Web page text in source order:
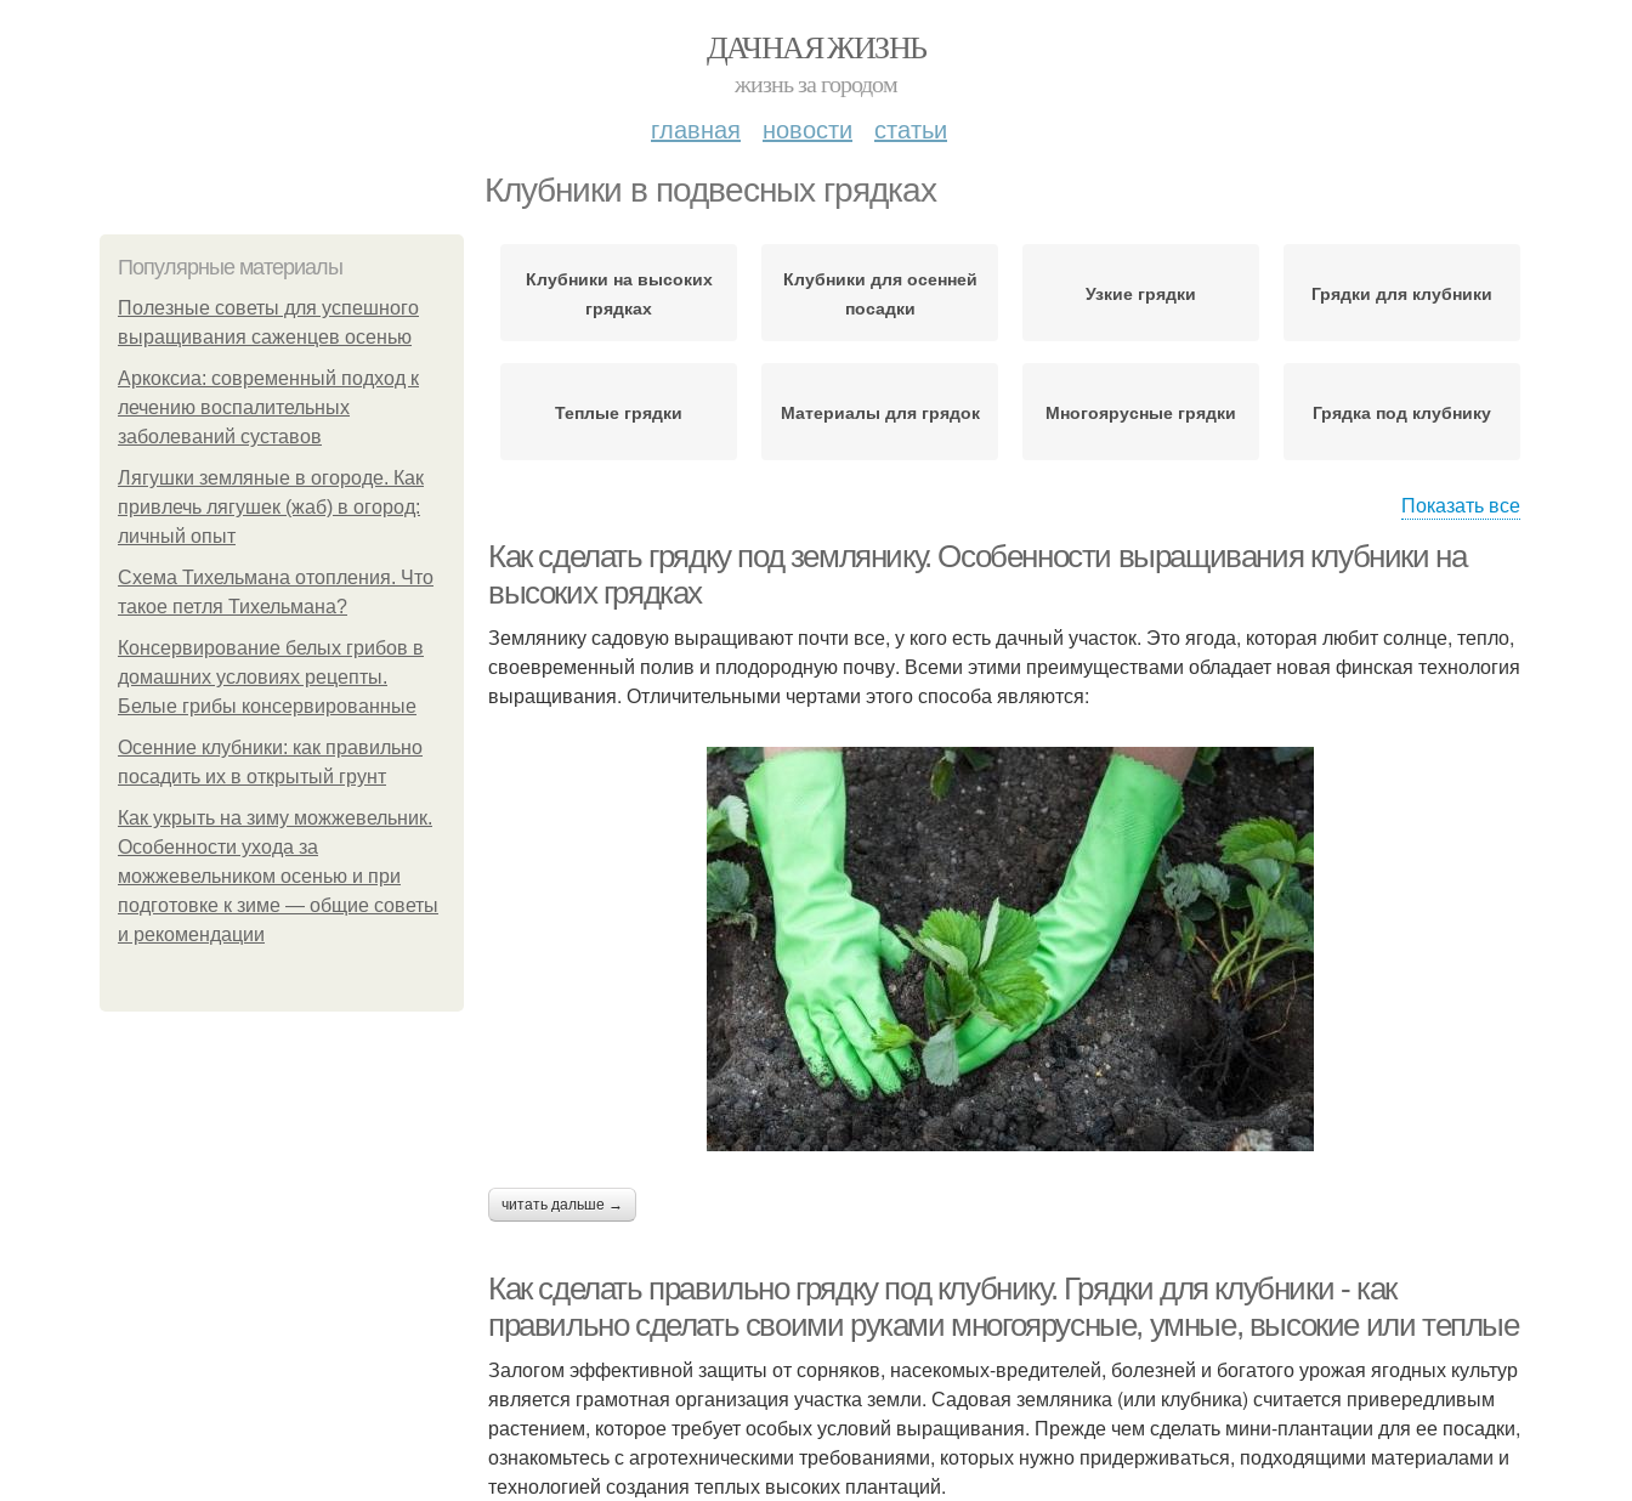
ДАЧНАЯ ЖИЗНЬ
жизнь за городом
главная новости статьи
Клубники в подвесных грядках
Популярные материалы
Полезные советы для успешного
выращивания саженцев осенью
Аркоксиа: современный подход к
лечению воспалительных
заболеваний суставов
Лягушки земляные в огороде. Как
привлечь лягушек (жаб) в огород:
личный опыт
Схема Тихельмана отопления. Что
такое петля Тихельмана?
Консервирование белых грибов в
домашних условиях рецепты.
Белые грибы консервированные
Осенние клубники: как правильно
посадить их в открытый грунт
Как укрыть на зиму можжевельник.
Особенности ухода за
можжевельником осенью и при
подготовке к зиме — общие советы
и рекомендации
Клубники на высоких
грядках
Клубники для осенней
посадки
Узкие грядки Грядки для клубники
Теплые грядки Материалы для грядок Многоярусные грядки Грядка под клубнику
Показать все
Как сделать грядку под землянику. Особенности выращивания клубники на
высоких грядках
Землянику садовую выращивают почти все, у кого есть дачный участок. Это ягода, которая любит солнце, тепло,
своевременный полив и плодородную почву. Всеми этими преимуществами обладает новая финская технология
выращивания. Отличительными чертами этого способа являются:
читать дальше →
Как сделать правильно грядку под клубнику. Грядки для клубники - как
правильно сделать своими руками многоярусные, умные, высокие или теплые
Залогом эффективной защиты от сорняков, насекомых-вредителей, болезней и богатого урожая ягодных культур
является грамотная организация участка земли. Садовая земляника (или клубника) считается привередливым
растением, которое требует особых условий выращивания. Прежде чем сделать мини-плантации для ее посадки,
ознакомьтесь с агротехническими требованиями, которых нужно придерживаться, подходящими материалами и
технологией создания теплых высоких плантаций.